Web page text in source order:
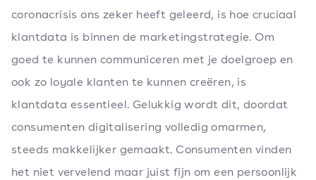
coronacrisis ons zeker heeft geleerd, is hoe cruciaal
klantdata is binnen de marketingstrategie. Om
goed te kunnen communiceren met je doelgroep en
ook zo loyale klanten te kunnen creëren, is
klantdata essentieel. Gelukkig wordt dit, doordat
consumenten digitalisering volledig omarmen,
steeds makkelijker gemaakt. Consumenten vinden
het niet vervelend maar juist fijn om een persoonlijk